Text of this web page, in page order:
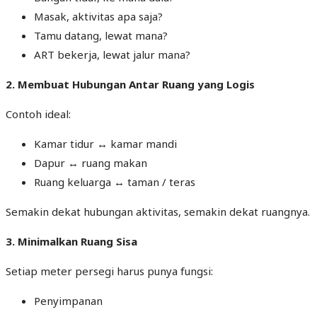
Masak, aktivitas apa saja?
Tamu datang, lewat mana?
ART bekerja, lewat jalur mana?
2. Membuat Hubungan Antar Ruang yang Logis
Contoh ideal:
Kamar tidur ↔ kamar mandi
Dapur ↔ ruang makan
Ruang keluarga ↔ taman / teras
Semakin dekat hubungan aktivitas, semakin dekat ruangnya.
3. Minimalkan Ruang Sisa
Setiap meter persegi harus punya fungsi:
Penyimpanan